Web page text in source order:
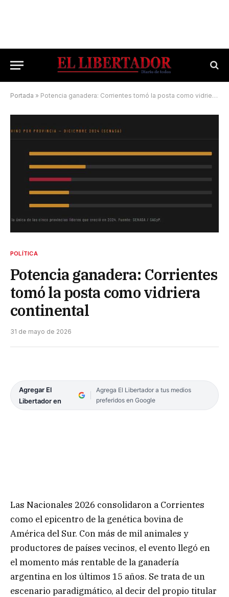
Portada » Potencia ganadera: Corrientes tomó la posta como vidriera continental
POLÍTICA
Potencia ganadera: Corrientes
tomó la posta como vidriera
continental
31 de mayo de 2026
Agregar El
Libertador en
Agrega El Libertador a tus medios
preferidos en Google
Las Nacionales 2026 consolidaron a Corrientes
como el epicentro de la genética bovina de
América del Sur. Con más de mil animales y
productores de países vecinos, el evento llegó en
el momento más rentable de la ganadería
argentina en los últimos 15 años. Se trata de un
escenario paradigmático, al decir del propio titular